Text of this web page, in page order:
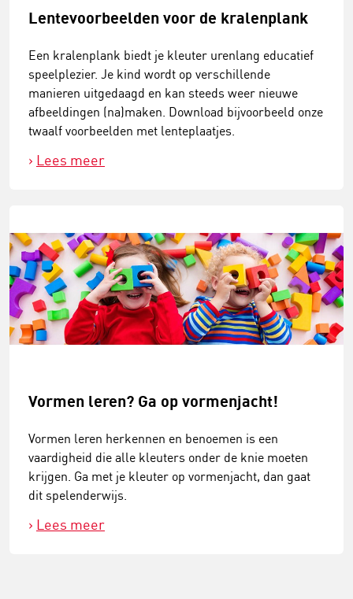
Lentevoorbeelden voor de kralenplank
Een kralenplank biedt je kleuter urenlang educatief
speelplezier. Je kind wordt op verschillende
manieren uitgedaagd en kan steeds weer nieuwe
afbeeldingen (na)maken. Download bijvoorbeeld onze
twaalf voorbeelden met lenteplaatjes.
Lees meer
Vormen leren? Ga op vormenjacht!
Vormen leren herkennen en benoemen is een
vaardigheid die alle kleuters onder de knie moeten
krijgen. Ga met je kleuter op vormenjacht, dan gaat
dit spelenderwijs.
Lees meer